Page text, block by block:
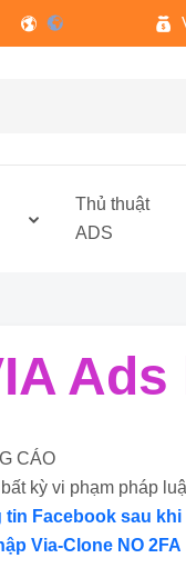
Thủ thuật
ADS
CÁO
kỳ vi phạm pháp
Facebook sau
Via-Clone NO 2FA